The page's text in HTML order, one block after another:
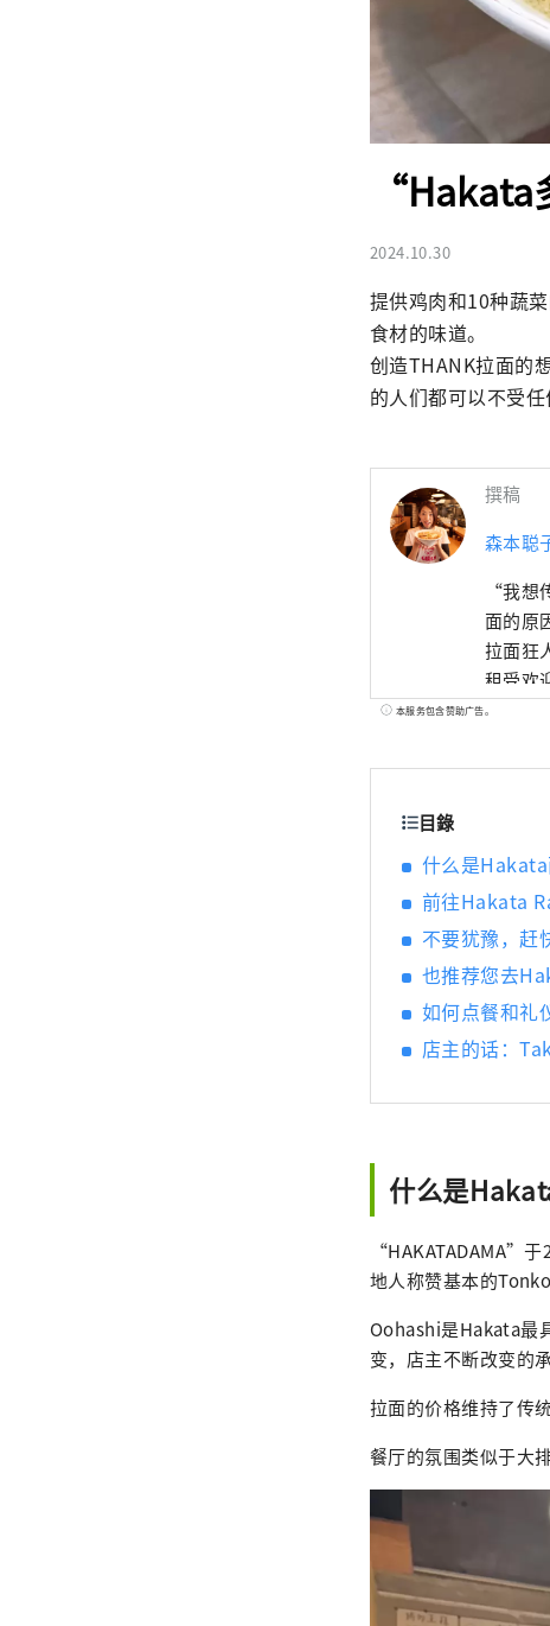
“Hakata
2024.10.30
提供鸡肉和10种蔬
食材的味道。
创造THANK拉面的
的人们都可以不受任
撰稿
森本聪
“我想
面的原
拉面狂
租受欢
博览会
全球首
本服务包含赞助广告。
目錄
什么是Hakata
前往Hakata
不要犹豫，
也推荐您去
如何点餐和礼
店主的话：
什么是
“HAKATADAMA”
地人称赞基本的
Oohashi是Hakata最
变，店主不断改变的
拉面的价格维持了传
餐厅的氛围类似于大